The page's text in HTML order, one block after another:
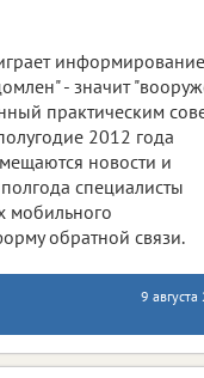
информирование
- значит
практическим
2012 года
новости и
специалисты
мобильного
обратной связи.
9